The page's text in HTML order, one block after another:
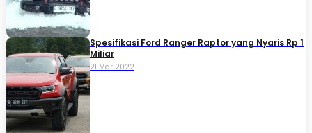
Spesifikasi Ford Ranger Raptor yang Nyaris Rp 1
Miliar
21 Mar 2022